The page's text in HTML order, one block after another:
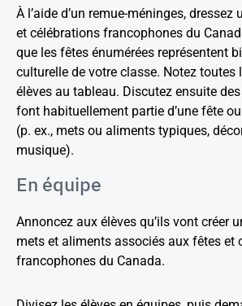
À l’aide d’un remue-méninges, dressez
et célébrations francophones du
que les fêtes énumérées représentent
culturelle de votre classe. Notez toutes
élèves au tableau. Discutez ensuite
font habituellement partie d’une fête
(p. ex., mets ou aliments typiques,
musique).
En équipe
Annoncez aux élèves qu’ils vont créer
mets et aliments associés aux fêtes et
francophones du Canada.